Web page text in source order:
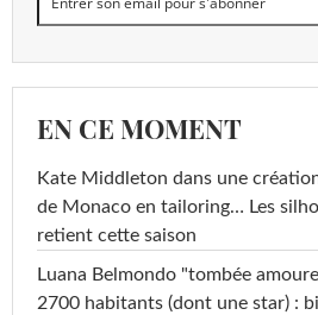
EN CE MOMENT
Kate Middleton dans une
de Monaco en tailoring… Les
retient cette saison
Luana Belmondo "tombée
2700 habitants (dont une star) :